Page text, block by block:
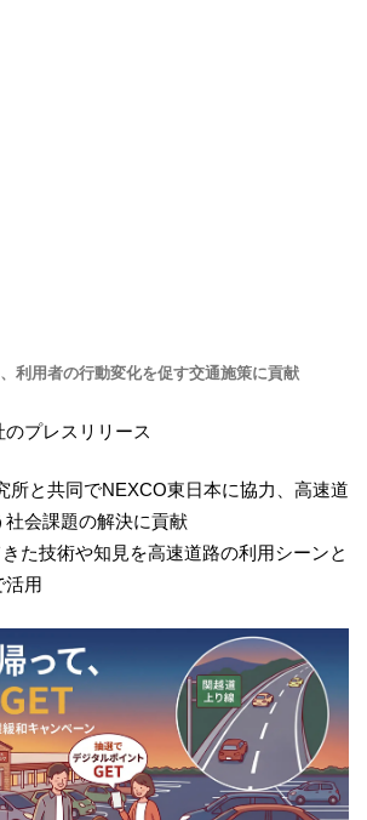
利用者の行動変化を促す交通施策に貢献
プレスリリース
と共同でNEXCO東日本に協力、高速道
会課題の解決に貢献
た技術や知見を高速道路の利用シーンと
活用